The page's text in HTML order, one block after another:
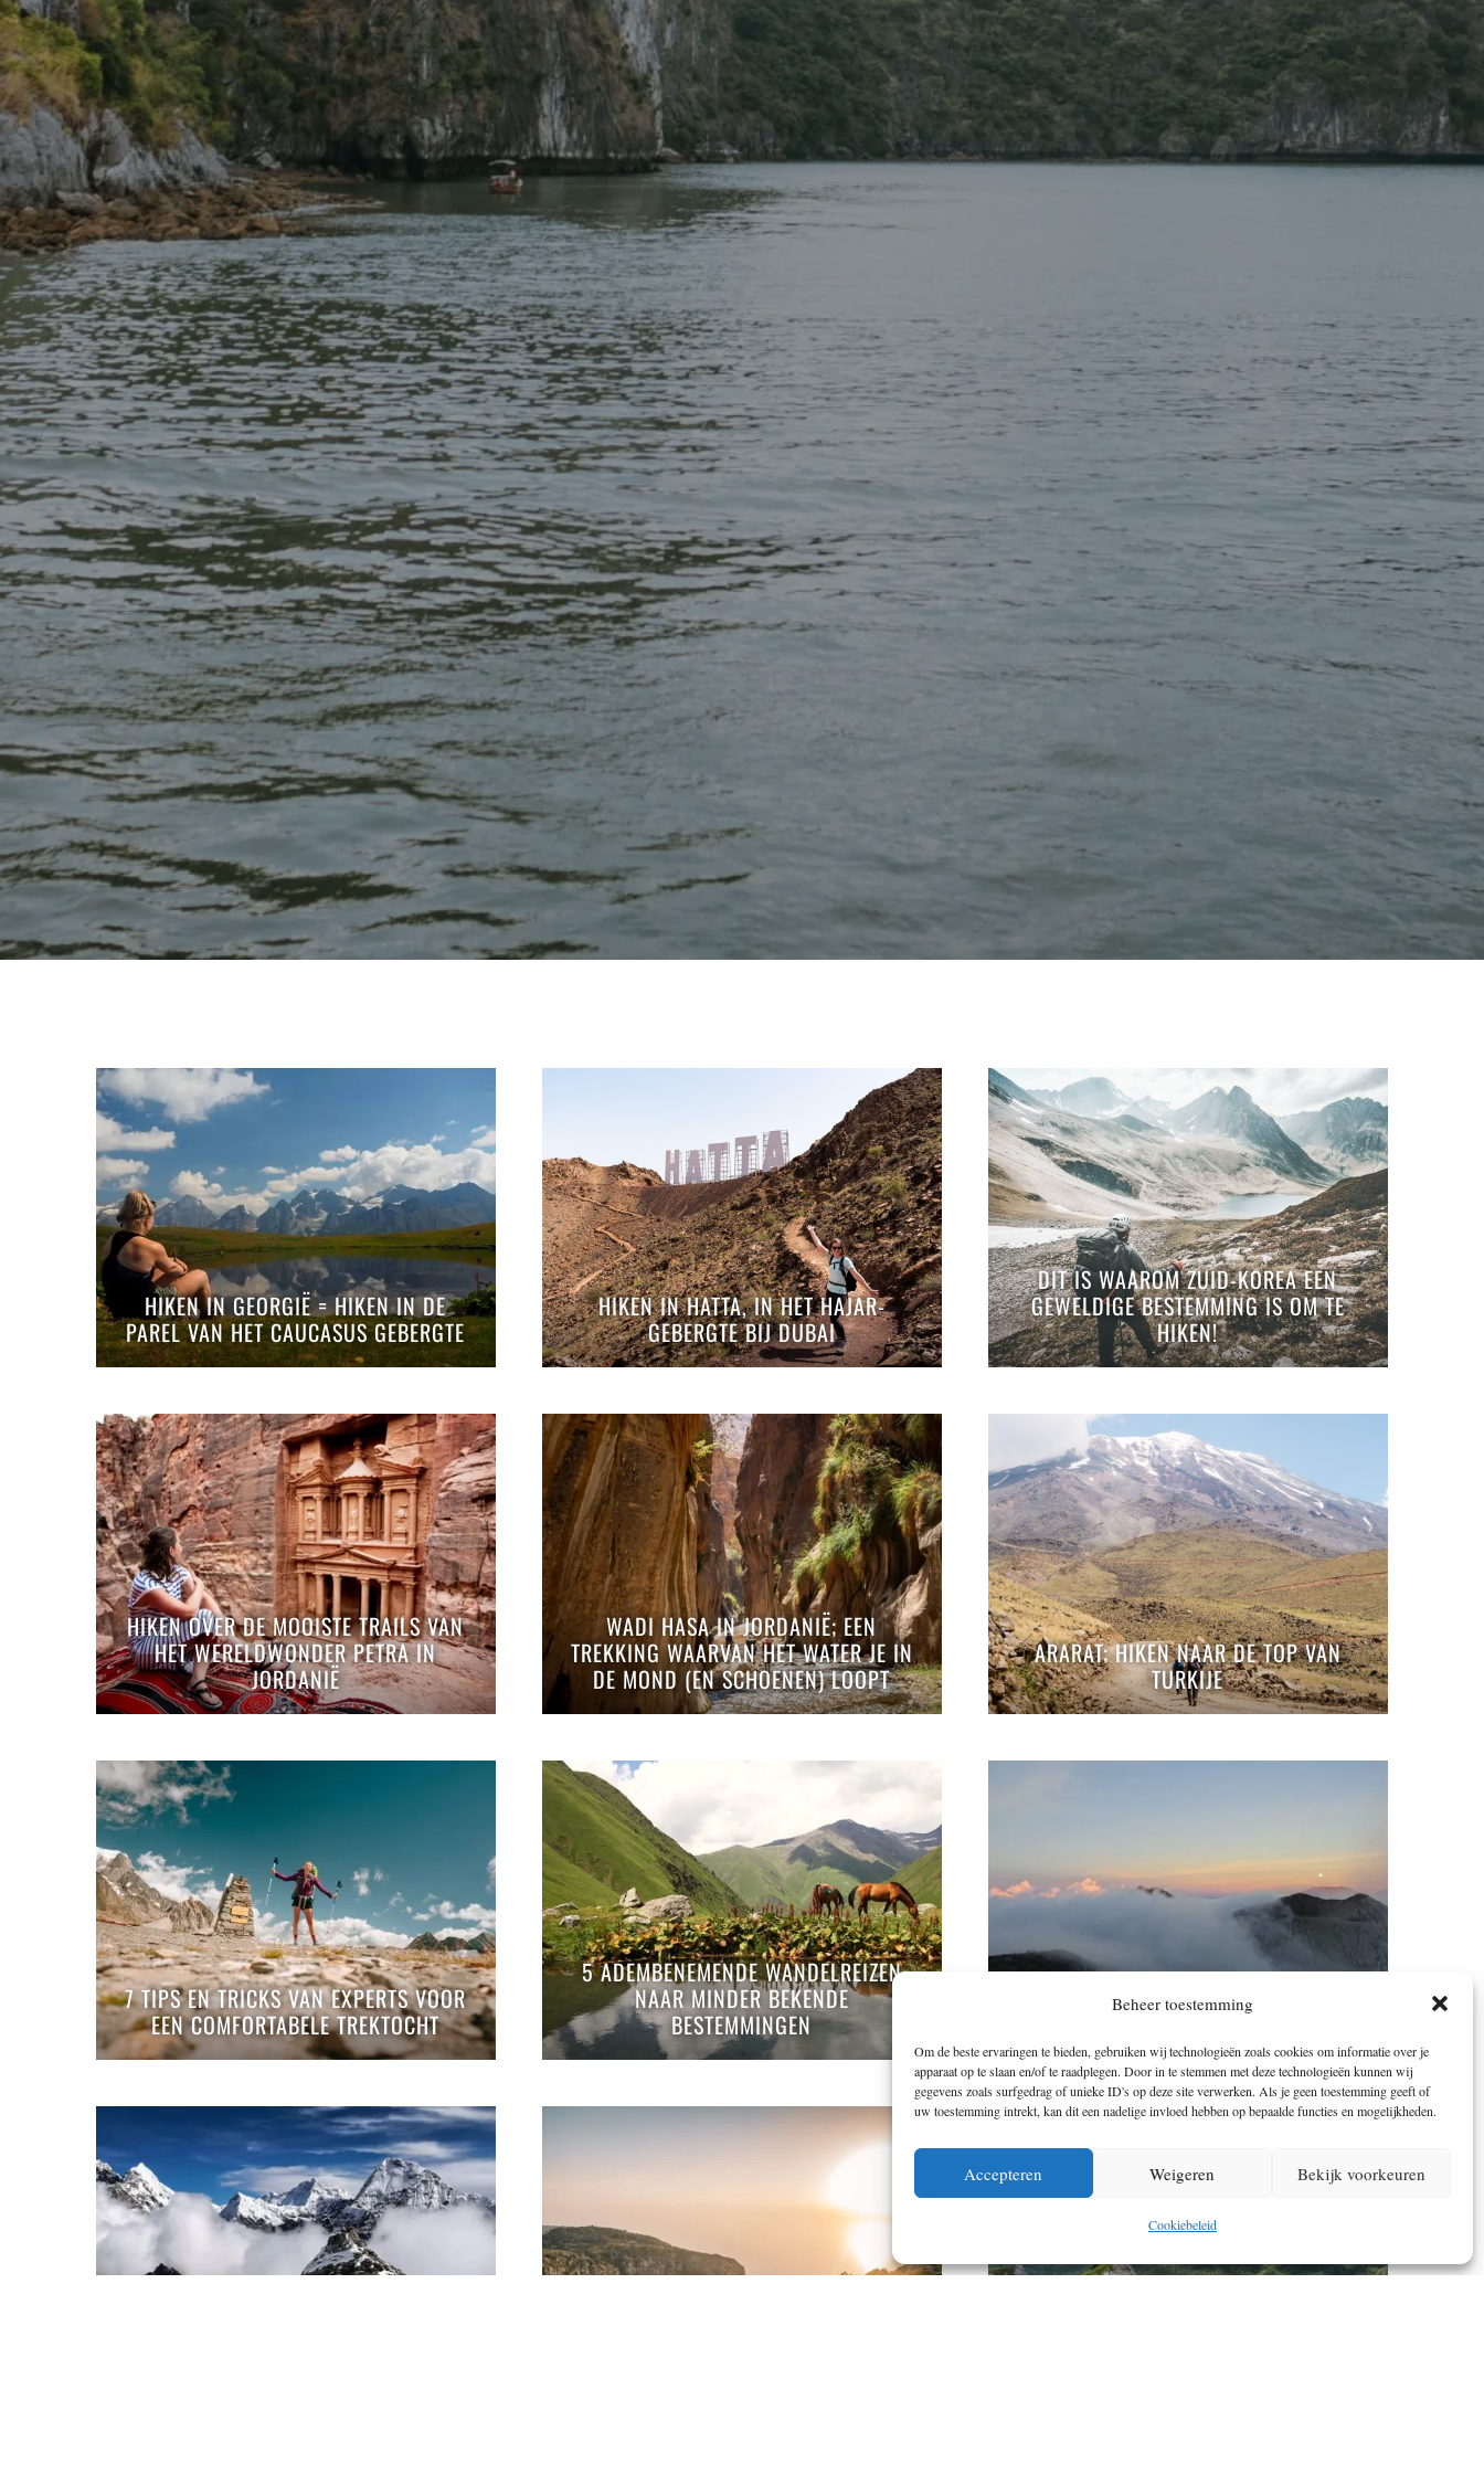
Beheer toestemming
Om de beste ervaringen te bieden, gebruiken wij technologieën zoals cookies om informatie over je
apparaat op te slaan en/of te raadplegen. Door in te stemmen met deze technologieën kunnen wij
gegevens zoals surfgedrag of unieke ID's op deze site verwerken. Als je geen toestemming geeft of
uw toestemming intrekt, kan dit een nadelige invloed hebben op bepaalde functies en mogelijkheden.
Accepteren Weigeren Bekijk voorkeuren
Cookiebeleid
HIKEN IN GEORGIË = HIKEN IN DE
PAREL VAN HET CAUCASUS GEBERGTE
HIKEN IN HATTA, IN HET HAJAR-
GEBERGTE BIJ DUBAI
DIT IS WAAROM ZUID-KOREA EEN
GEWELDIGE BESTEMMING IS OM TE
HIKEN!
HIKEN OVER DE MOOISTE TRAILS VAN
HET WERELDWONDER PETRA IN
JORDANIË
WADI HASA IN JORDANIË; EEN
TREKKING WAARVAN HET WATER JE IN
DE MOND (EN SCHOENEN) LOOPT
ARARAT; HIKEN NAAR DE TOP VAN
TURKIJE
7 TIPS EN TRICKS VAN EXPERTS VOOR
EEN COMFORTABELE TREKTOCHT
5 ADEMBENEMENDE WANDELREIZEN
NAAR MINDER BEKENDE
BESTEMMINGEN
BROMO EN IJEN VULKAAN BEKLIMMEN
OP JAVA; TWEE VLIEGEN IN ÉÉN KLAP